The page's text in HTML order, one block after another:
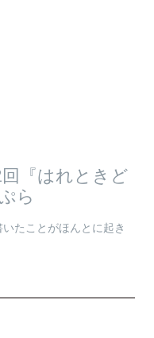
『はれときど
ら
たことがほんとに起き